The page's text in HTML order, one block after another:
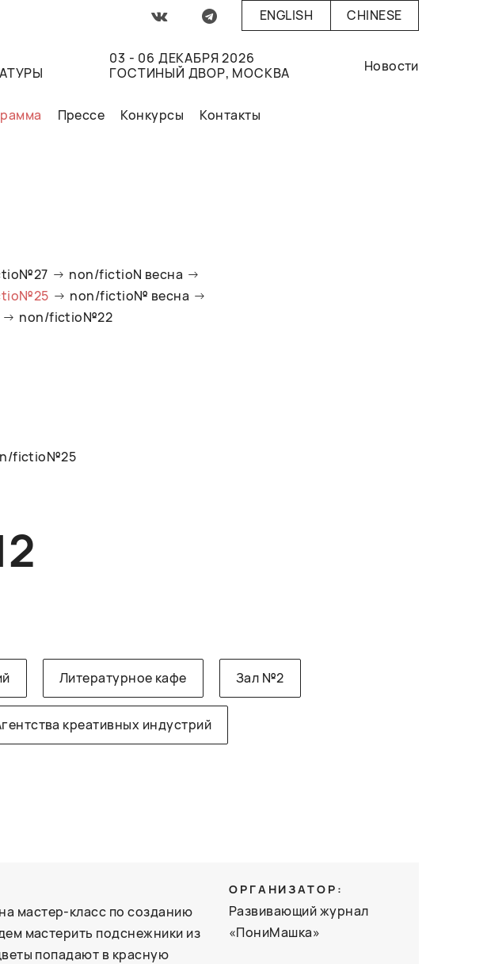
ENGLISH CHINESE
03 - 06 ДЕКАБРЯ 2026
ГОСТИНЫЙ ДВОР, МОСКВА
Новости
Прессе Конкурсы Контакты
non/fictioN весна
non/fictio№ весна
non/fictio№22
fictio№25
Литературное кафе Зал №2
креативных индустрий
мастер-класс по созданию
мастерить подснежники из
попадают в красную
ОРГАНИЗАТОР:
Развивающий журнал
«ПониМашка»